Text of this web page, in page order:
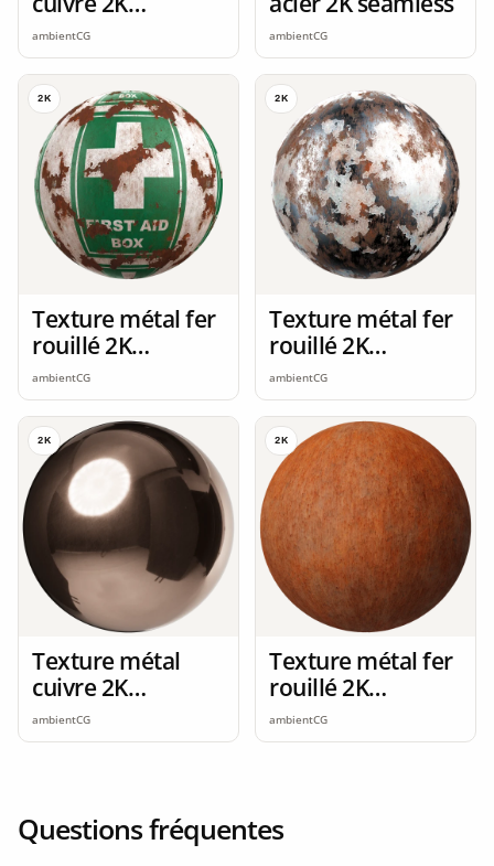
seamless
ambientCG ambientCG
2K
Texture métal fer
rouillé 2K
seamless
ambientCG
2K
Texture métal fer
rouillé 2K
seamless
ambientCG
2K
Texture métal
cuivre 2K
seamless
ambientCG
2K
Texture métal fer
rouillé 2K
seamless
ambientCG
Questions fréquentes